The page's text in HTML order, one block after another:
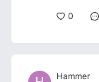
0
Hammer